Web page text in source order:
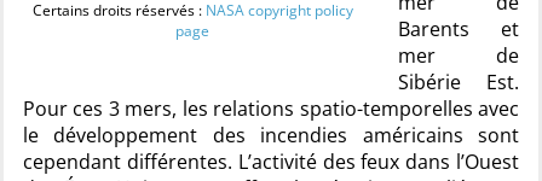
Certains droits réservés : NASA copyright policy
page
Barents et
mer de
Sibérie Est.
Pour ces 3 mers, les relations spatio-temporelles avec
le développement des incendies américains sont
cependant différentes. L’activité des feux dans l’Ouest